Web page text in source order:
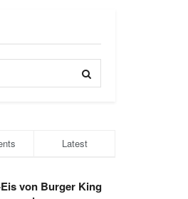
Latest
von Burger King